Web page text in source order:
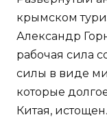
крымском
Александр
рабочая сила
силы в виде
которые
Китая, истощен.